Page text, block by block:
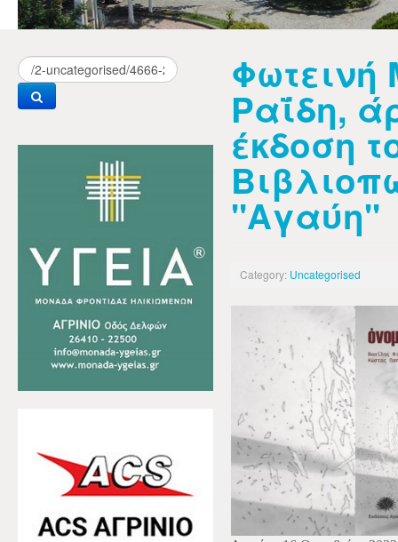
Ραΐδη,
έκδοση
"Αγαύη"
Category: Uncategorised